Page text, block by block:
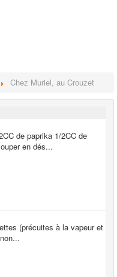
Chez Muriel, au Crouzet
de paprika 1/2CC de
en dés...
(précuites à la vapeur et